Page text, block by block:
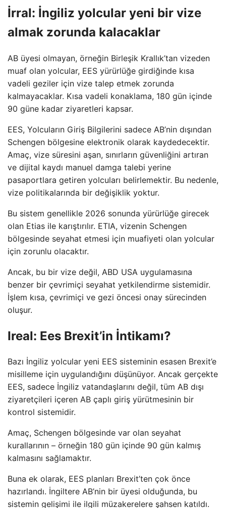
İrral: İngiliz yolcular yeni bir vize
almak zorunda kalacaklar
AB üyesi olmayan, örneğin Birleşik Krallık’tan vizeden
muaf olan yolcular, EES yürürlüğe girdiğinde kısa
vadeli geziler için vize talep etmek zorunda
kalmayacaklar. Kısa vadeli konaklama, 180 gün içinde
90 güne kadar ziyaretleri kapsar.
EES, Yolcuların Giriş Bilgilerini sadece AB’nin dışından
Schengen bölgesine elektronik olarak kaydedecektir.
Amaç, vize süresini aşan, sınırların güvenliğini artıran
ve dijital kaydı manuel damga talebi yerine
pasaportlara getiren yolcuları belirlemektir. Bu nedenle,
vize politikalarında bir değişiklik yoktur.
Bu sistem genellikle 2026 sonunda yürürlüğe girecek
olan Etias ile karıştırılır. ETIA, vizenin Schengen
bölgesinde seyahat etmesi için muafiyeti olan yolcular
için zorunlu olacaktır.
Ancak, bu bir vize değil, ABD USA uygulamasına
benzer bir çevrimiçi seyahat yetkilendirme sistemidir.
İşlem kısa, çevrimiçi ve gezi öncesi onay sürecinden
oluşur.
Ireal: Ees Brexit’in İntikamı?
Bazı İngiliz yolcular yeni EES sisteminin esasen Brexit’e
misilleme için uygulandığını düşünüyor. Ancak gerçekte
EES, sadece İngiliz vatandaşlarını değil, tüm AB dışı
ziyaretçileri içeren AB çaplı giriş yürütmesinin bir
kontrol sistemidir.
Amaç, Schengen bölgesinde var olan seyahat
kurallarının – örneğin 180 gün içinde 90 gün kalmış
kalmasını sağlamaktır.
Buna ek olarak, EES planları Brexit’ten çok önce
hazırlandı. İngiltere AB’nin bir üyesi olduğunda, bu
sistemin gelişimi ile ilgili müzakerelere şahsen katıldı.